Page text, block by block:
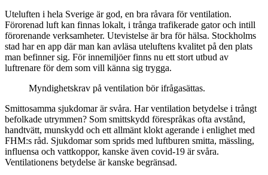
Uteluften i hela Sverige är god, en bra råvara för ventilation.
Förorenad luft kan finnas lokalt, i trånga trafikerade gator och intill
förorenande verksamheter. Utevistelse är bra för hälsa. Stockholms
stad har en app där man kan avläsa uteluftens kvalitet på den plats
man befinner sig. För innemiljöer finns nu ett stort utbud av
luftrenare för dem som vill känna sig trygga.
Myndighetskrav på ventilation bör ifrågasättas.
Smittosamma sjukdomar är svåra. Har ventilation betydelse i trångt
befolkade utrymmen? Som smittskydd förespråkas ofta avstånd,
handtvätt, munskydd och ett allmänt klokt agerande i enlighet med
FHM:s råd. Sjukdomar som sprids med luftburen smitta, mässling,
influensa och vattkoppor, kanske även covid-19 är svåra.
Ventilationens betydelse är kanske begränsad.